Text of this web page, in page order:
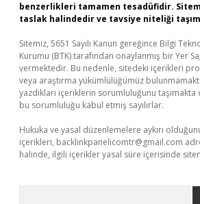
benzerlikleri tamamen tesadüfidir.
taslak halindedir ve tavsiye niteliği
Sitemiz, 5651 Sayılı Kanun gereğince Bilgi
Kurumu (BTK) tarafından onaylanmış bir Yer
vermektedir. Bu nedenle, sitedeki içerikleri
veya araştırma yükümlülüğümüz
yazdıkları içeriklerin sorumluluğunu
bu sorumluluğu kabul etmiş sayılırlar.
Hukuka ve yasal düzenlemelere aykırı
içerikleri, backlinkpanelicomtr@gmail.com
halinde, ilgili içerikler yasal süre içerisinde